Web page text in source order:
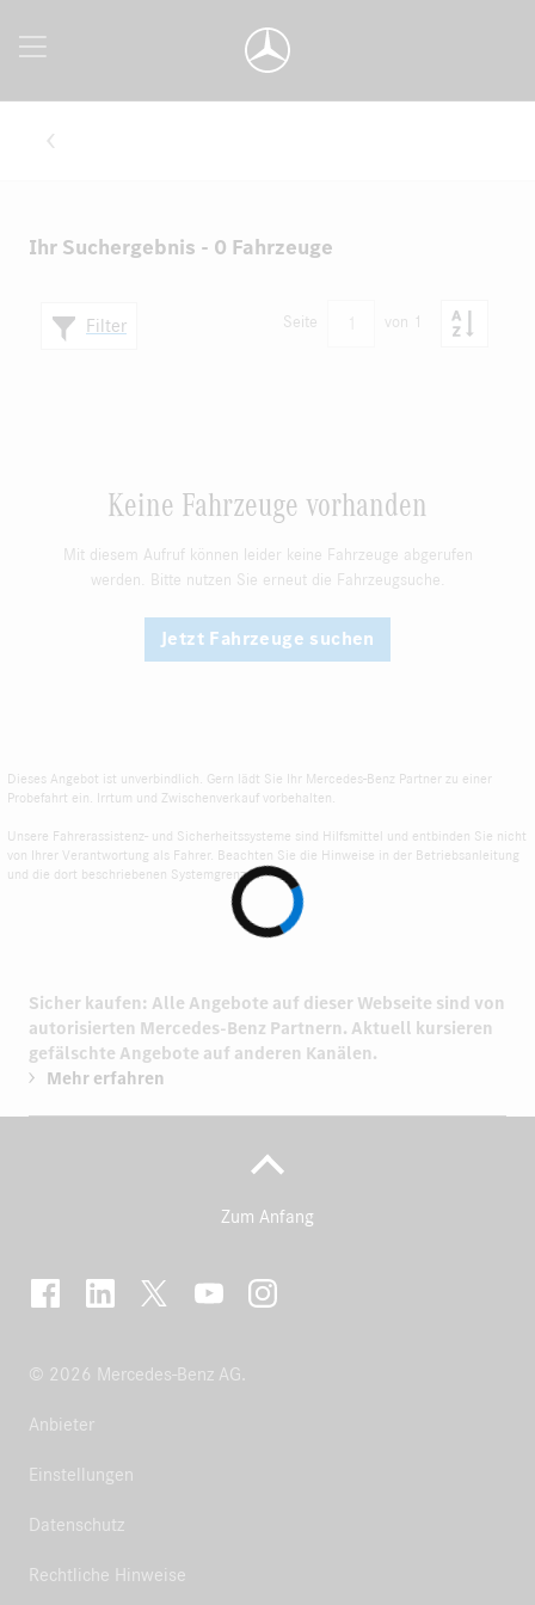
Ihr Suchergebnis - 0 Fahrzeuge
Filter Seite von 1
Keine Fahrzeuge vorhanden
Mit diesem Aufruf können leider keine Fahrzeuge abgerufen
werden. Bitte nutzen Sie erneut die Fahrzeugsuche.
Jetzt Fahrzeuge suchen
Dieses Angebot ist unverbindlich. Gern lädt Sie Ihr Mercedes-Benz Partner zu einer
Probefahrt ein. Irrtum und Zwischenverkauf vorbehalten.
Unsere Fahrerassistenz- und Sicherheitssysteme sind Hilfsmittel und entbinden Sie nicht
von Ihrer Verantwortung als Fahrer. Beachten Sie die Hinweise in der Betriebsanleitung
und die dort beschriebenen Systemgrenzen.
Sicher kaufen: Alle Angebote auf dieser Webseite sind von
autorisierten Mercedes-Benz Partnern. Aktuell kursieren
gefälschte Angebote auf anderen Kanälen.
Mehr erfahren
Zum Anfang
© 2026 Mercedes-Benz AG.
Anbieter
Einstellungen
Datenschutz
Rechtliche Hinweise